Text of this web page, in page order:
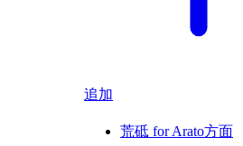
追加
荒砥 for Arato方面